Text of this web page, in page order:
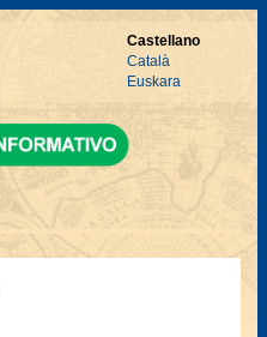
Castellano
Català
Euskara